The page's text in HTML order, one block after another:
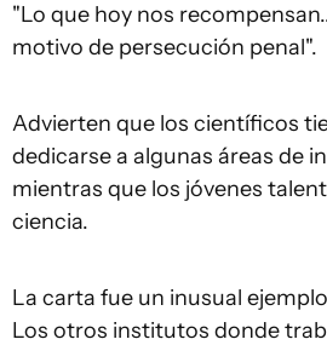
"Lo que hoy nos
motivo de persecución penal".
Advierten que los científicos
dedicarse a algunas áreas de
mientras que los jóvenes
ciencia.
La carta fue un inusual
Los otros institutos donde